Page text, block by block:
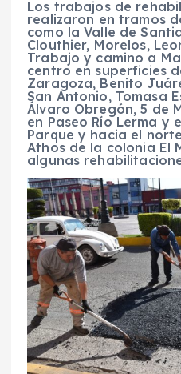
Los trabajos de
realizaron en tramos
como la Valle de
Clouthier, Morelos,
Trabajo y camino a
centro en superficies
Zaragoza, Benito
San Antonio, Tomasa
Álvaro Obregón, 5 de
en Paseo Río Lerma y
Parque y hacia el
Athos de la colonia El
algunas